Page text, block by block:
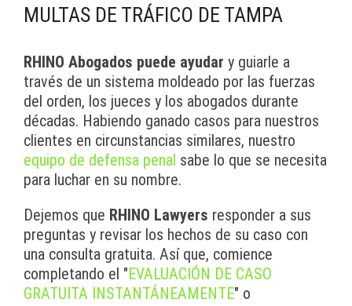
MULTAS DE TRÁFICO DE TAMPA
RHINO Abogados puede ayudar y guiarle a
través de un sistema moldeado por las fuerzas
del orden, los jueces y los abogados durante
décadas. Habiendo ganado casos para nuestros
clientes en circunstancias similares, nuestro
equipo de defensa penal sabe lo que se necesita
para luchar en su nombre.
Dejemos que RHINO Lawyers responder a sus
preguntas y revisar los hechos de su caso con
una consulta gratuita. Así que, comience
completando el "EVALUACIÓN DE CASO
GRATUITA INSTANTÁNEAMENTE" o